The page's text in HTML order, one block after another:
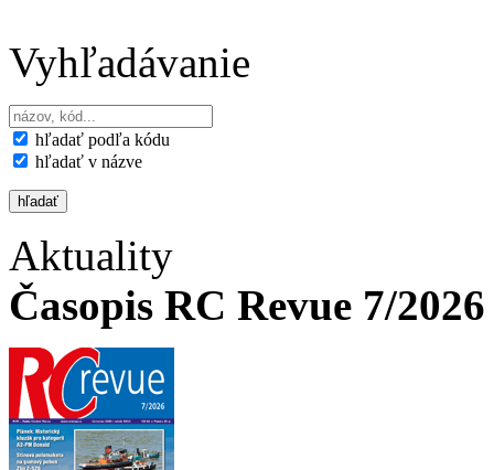
Vyhľadávanie
hľadať podľa kódu
hľadať v názve
Aktuality
Časopis RC Revue 7/